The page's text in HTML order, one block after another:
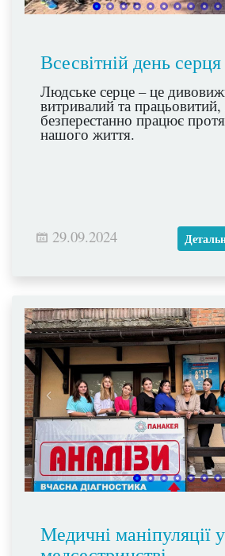
Всесвітній день серця
Людське серце – це
витривалий та
безперестанно працює
нашого життя.
29.09.2024
Медичні маніпуляції у